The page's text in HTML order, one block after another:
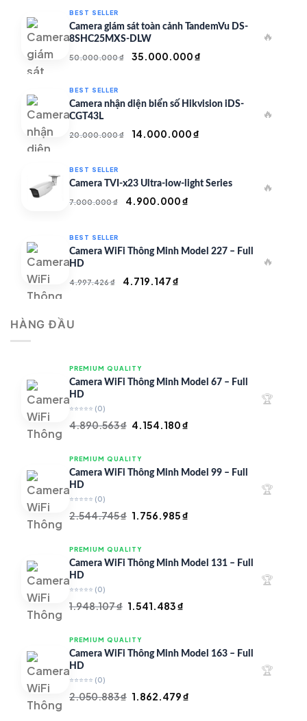
BEST SELLER
Camera giám sát toàn cảnh TandemVu DS-
8SHC25MXS-DLW
50.000.000₫
Giá
50.000.000 ₫.
35.000.000₫
là:
35.000.000 ₫.
🔥
BEST SELLER
Camera nhận diện biển số Hikvision iDS-
CGT43L
20.000.000₫
Giá
20.000.000 ₫.
14.000.000₫
là:
14.000.000 ₫.
🔥
BEST SELLER
Camera TVI-x23 Ultra-low-light Series
7.000.000₫
Giá
7.000.000 ₫.
4.900.000₫
là:
🔥
BEST SELLER
Camera WiFi Thông Minh Model 227 – Full
HD
4.997.426₫
Giá
4.719.147₫
🔥
HÀNG ĐẦU
PREMIUM QUALITY
Camera WiFi Thông Minh Model 67 – Full
HD
⭐⭐⭐⭐⭐ (0)
4.890.563₫ Giá
là:
4.890.563 ₫.
4.154.180₫
là:
🏆
PREMIUM QUALITY
Camera WiFi Thông Minh Model 99 – Full
HD
⭐⭐⭐⭐⭐ (0)
2.544.745₫ Giá
là:
2.544.745 ₫.
1.756.985₫
là:
🏆
PREMIUM QUALITY
Camera WiFi Thông Minh Model 131 – Full
HD
⭐⭐⭐⭐⭐ (0)
1.948.107₫ Giá
là:
1.948.107 ₫.
1.541.483₫
là:
🏆
PREMIUM QUALITY
Camera WiFi Thông Minh Model 163 – Full
HD
⭐⭐⭐⭐⭐ (0)
2.050.883₫ Giá
1.862.479₫
🏆